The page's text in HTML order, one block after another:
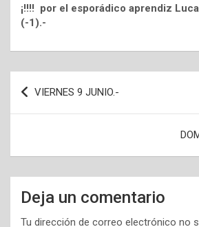
¡!!!! por el esporádico aprendiz
(-1).-
Navegación
de
VIERNES 9 JUNIO.-
Deja un comentario
Tu dirección de correo electrónico no